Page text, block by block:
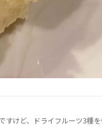
けど、ドライフルーツ3種